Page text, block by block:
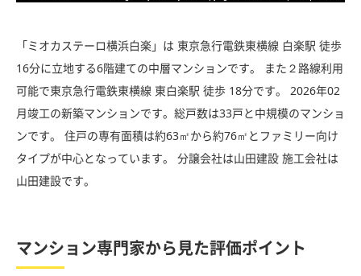
「ミオカステーロ横浜白楽」は 東京急行電鉄東横線 白楽駅 徒歩
16分に立地する6階建ての中層マンションです。 また２路線利用
可能で東京急行電鉄東横線 東白楽駅 徒歩 18分です。 2026年02
月竣工の新築マンションです。総戸数は33戸と中規模のマンショ
ンです。 住戸の専有面積は約63㎡から約76㎡とファミリー向け
タイプが中心となっています。 分譲会社は山田建設 施工会社は
山田建設です。
マンション専門家から見た評価ポイント